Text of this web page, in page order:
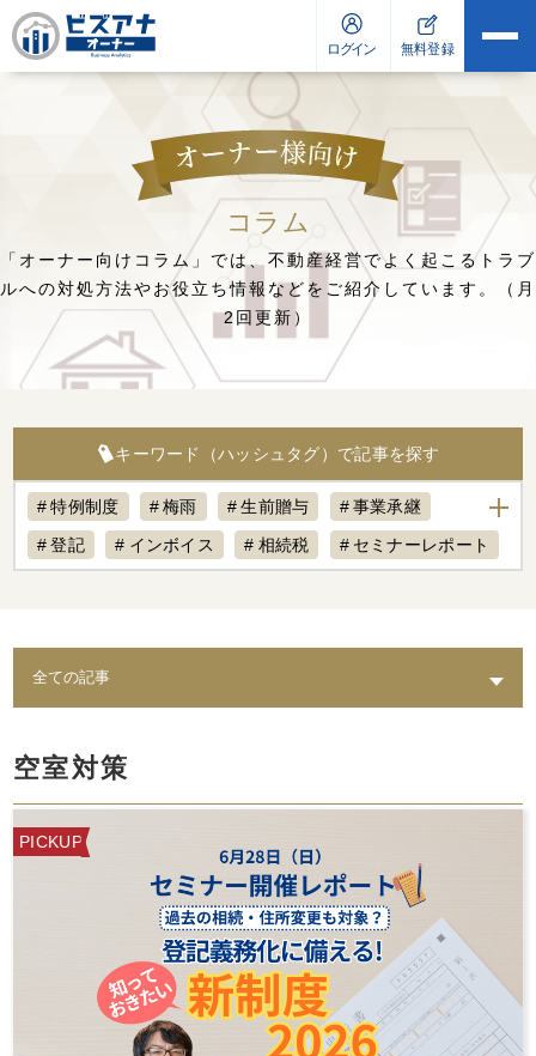
コラム
「オーナー向けコラム」では、不動産経営でよく起こるトラブ
ルへの対処方法やお役立ち情報などをご紹介しています。（月
2回更新）
キーワード（ハッシュタグ）で記事を探す
特例制度 梅雨 生前贈与
事業承継
登記
インボイス 相続税
セミナーレポート
倒壊リスク
セミナー動画配信
家賃対応 水漏れ
費用
AI賃料査定レポート
ペット
統計調査レポート
人気設備 騒音
時効
スマサテ 管理委託
契約違反
確定申告不要
確定申告
セミナー開催
手数料
立ち退き 節税
法人化
相場 強制執行
確定申告書類
空室対策
PICKUP